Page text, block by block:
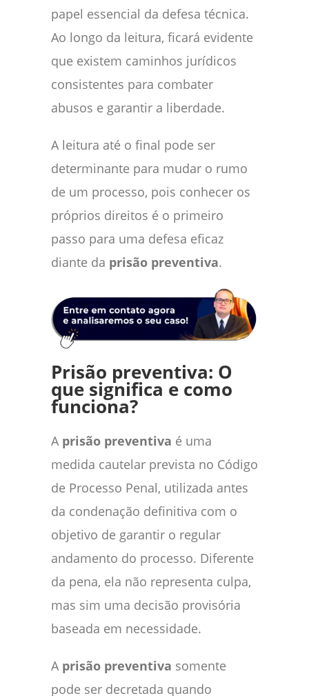
papel essencial da defesa técnica.
Ao longo da leitura, ficará evidente
que existem caminhos jurídicos
consistentes para combater
abusos e garantir a liberdade.
A leitura até o final pode ser
determinante para mudar o rumo
de um processo, pois conhecer os
próprios direitos é o primeiro
passo para uma defesa eficaz
diante da prisão preventiva.
Prisão preventiva: O
que significa e como
funciona?
A prisão preventiva é uma
medida cautelar prevista no Código
de Processo Penal, utilizada antes
da condenação definitiva com o
objetivo de garantir o regular
andamento do processo. Diferente
da pena, ela não representa culpa,
mas sim uma decisão provisória
baseada em necessidade.
A prisão preventiva somente
pode ser decretada quando